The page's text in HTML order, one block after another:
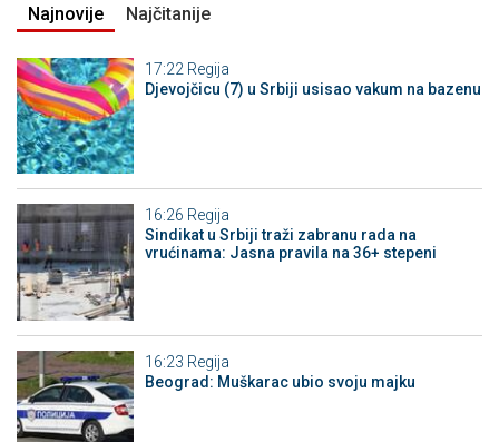
Najnovije Najčitanije
17:22 Regija
Djevojčicu (7) u Srbiji usisao vakum na bazenu
16:26 Regija
Sindikat u Srbiji traži zabranu rada na
vrućinama: Jasna pravila na 36+ stepeni
16:23 Regija
Beograd: Muškarac ubio svoju majku